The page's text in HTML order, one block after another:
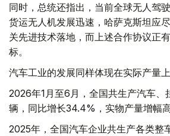
同时，总统还指出，当前全球无人驾
货运无人机发展迅速，哈萨克斯坦应
关先进技术落地，而上述合作协议正
标。
汽车工业的发展同样体现在实际产量上
2026年1月至6月，全国共生产汽车、
辆，同比增长34.4%，实物产量增幅
2025年，全国汽车企业共生产各类整